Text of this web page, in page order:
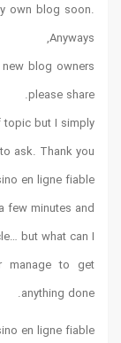
own blog soon.
Anyways,
blog owners
please share.
but I simply
ask. Thank you!
en ligne fiable
few minutes and
but what can I
manage to get
anything done.
en ligne fiable